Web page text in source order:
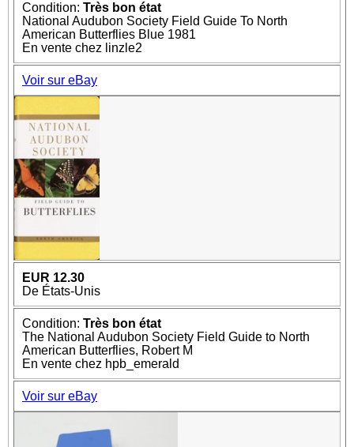
Condition: Très bon état
National Audubon Society Field Guide To North
American Butterflies Blue 1981
En vente chez linzle2
Voir sur eBay
EUR 12.30
De États-Unis
Condition: Très bon état
The National Audubon Society Field Guide to North
American Butterflies, Robert M
En vente chez hpb_emerald
Voir sur eBay